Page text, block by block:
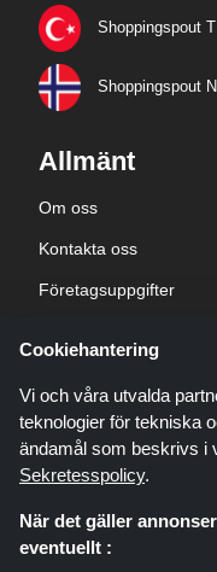
Shoppingspout
Shoppingspout
Allmänt
Om oss
Kontakta oss
Företagsuppgifter
Shoppingspout.com/se är
Cookiehantering
Vi och våra utvalda
teknologier för tekniska
ändamål som beskrivs i
Sekretesspolicy.
När det gäller
eventuellt :